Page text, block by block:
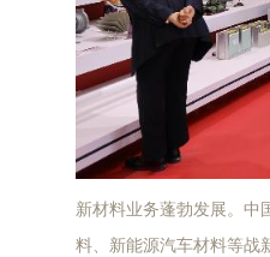
新材料业务蓬勃发展。中
料、新能源汽车材料等战